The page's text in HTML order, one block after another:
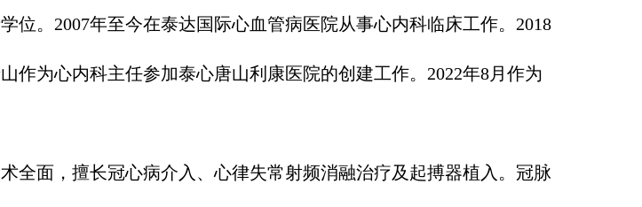
。2007年至今在泰达国际心血管病医院从事心内科临床工作。2018
作为心内科主任参加泰心唐山利康医院的创建工作。2022年8月作为
面，擅长冠心病介入、心律失常射频消融治疗及起搏器植入。冠脉